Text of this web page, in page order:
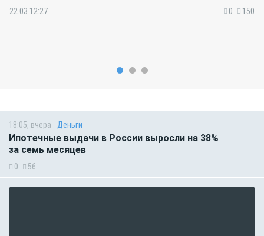
22.03 12:27 0 150
18:05, вчера Деньги
Ипотечные выдачи в России выросли на 38%
за семь месяцев
0 56